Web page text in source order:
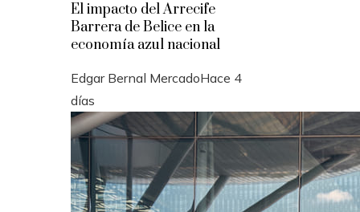
El impacto del Arrecife
Barrera de Belice en la
economía azul nacional
Edgar Bernal MercadoHace 4
días